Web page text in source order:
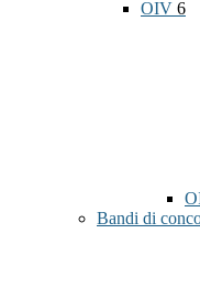
OIV 6
Bandi di